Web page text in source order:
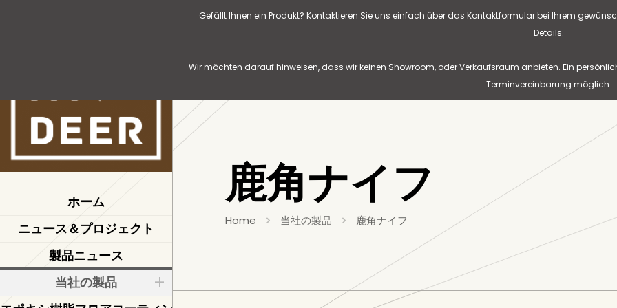
Gefällt Ihnen ein Produkt? Kontaktieren Sie uns einfach über das Kontaktformular bei Ihrem
Details.
Wir möchten darauf hinweisen, dass wir keinen Showroom, oder Verkaufsraum anbieten. Ein
Terminvereinbarung möglich.
ホーム
ニュース＆プロジェクト
製品ニュース
当社の製品
鹿角ナイフ
Home 当社の製品 鹿角ナイフ